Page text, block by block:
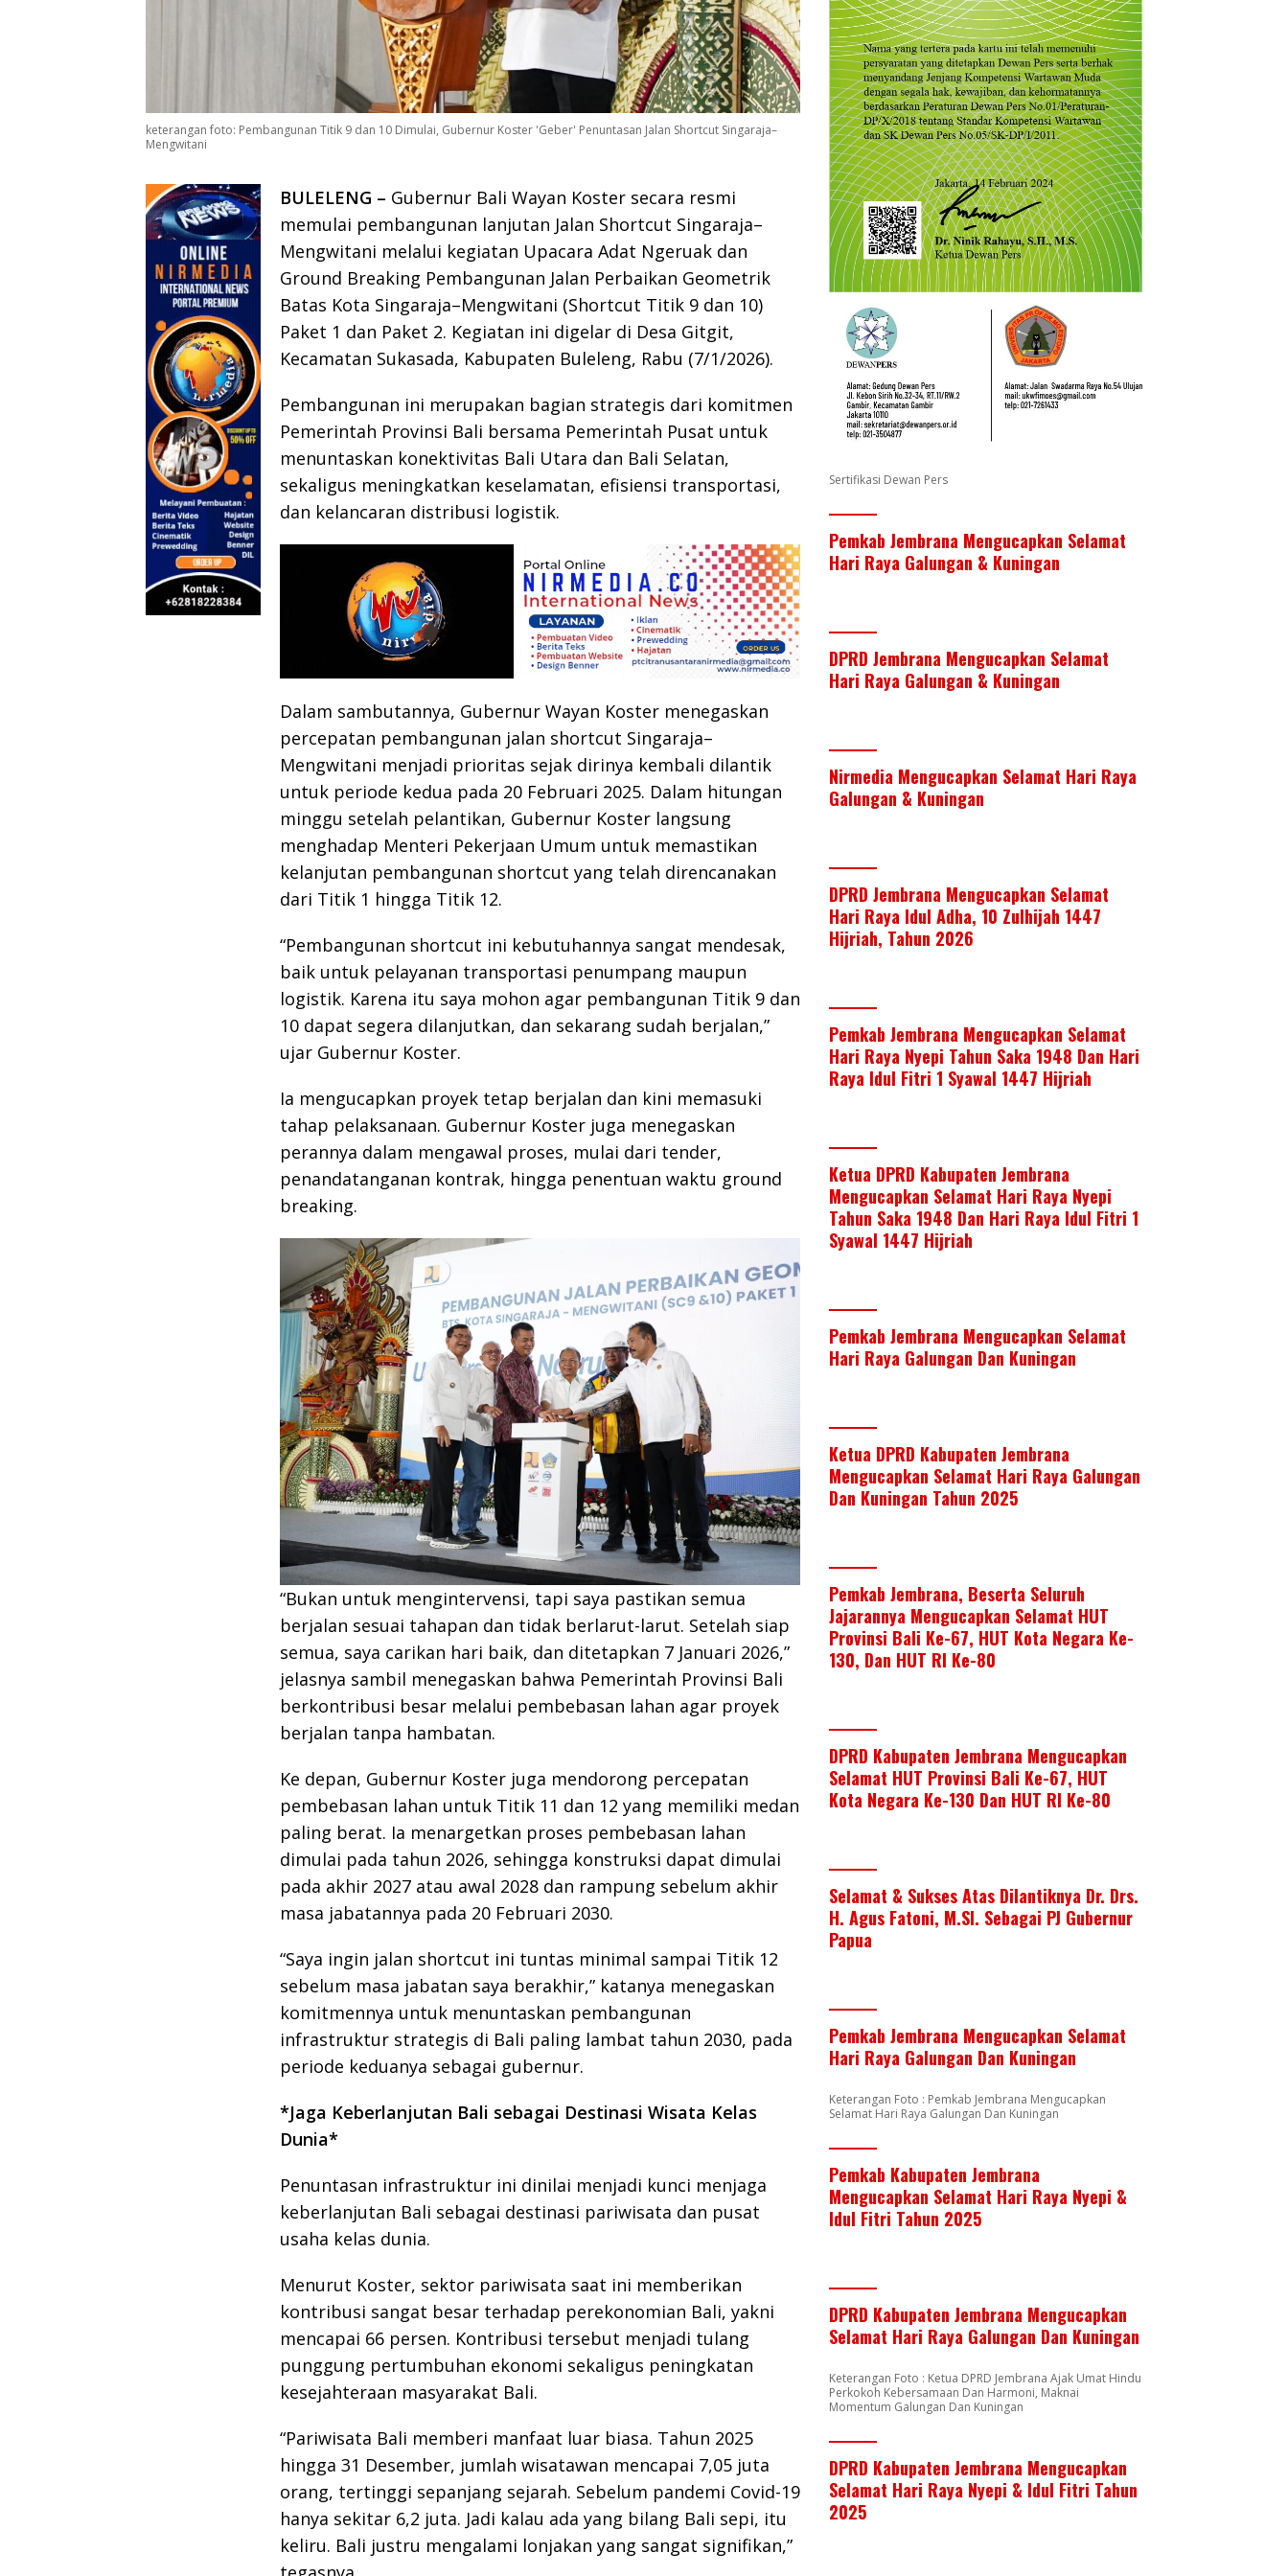
keterangan foto: Pembangunan Titik 9 dan 10 Dimulai, Gubernur Koster 'Geber' Penuntasan Jalan Shortcut Singaraja–
Mengwitani
BULELENG – Gubernur Bali Wayan Koster secara resmi
memulai pembangunan lanjutan Jalan Shortcut Singaraja–
Mengwitani melalui kegiatan Upacara Adat Ngeruak dan
Ground Breaking Pembangunan Jalan Perbaikan Geometrik
Batas Kota Singaraja–Mengwitani (Shortcut Titik 9 dan 10)
Paket 1 dan Paket 2. Kegiatan ini digelar di Desa Gitgit,
Kecamatan Sukasada, Kabupaten Buleleng, Rabu (7/1/2026).
Pembangunan ini merupakan bagian strategis dari komitmen
Pemerintah Provinsi Bali bersama Pemerintah Pusat untuk
menuntaskan konektivitas Bali Utara dan Bali Selatan,
sekaligus meningkatkan keselamatan, efisiensi transportasi,
dan kelancaran distribusi logistik.
Dalam sambutannya, Gubernur Wayan Koster menegaskan
percepatan pembangunan jalan shortcut Singaraja–
Mengwitani menjadi prioritas sejak dirinya kembali dilantik
untuk periode kedua pada 20 Februari 2025. Dalam hitungan
minggu setelah pelantikan, Gubernur Koster langsung
menghadap Menteri Pekerjaan Umum untuk memastikan
kelanjutan pembangunan shortcut yang telah direncanakan
dari Titik 1 hingga Titik 12.
“Pembangunan shortcut ini kebutuhannya sangat mendesak,
baik untuk pelayanan transportasi penumpang maupun
logistik. Karena itu saya mohon agar pembangunan Titik 9 dan
10 dapat segera dilanjutkan, dan sekarang sudah berjalan,”
ujar Gubernur Koster.
Ia mengucapkan proyek tetap berjalan dan kini memasuki
tahap pelaksanaan. Gubernur Koster juga menegaskan
perannya dalam mengawal proses, mulai dari tender,
penandatanganan kontrak, hingga penentuan waktu ground
breaking.
“Bukan untuk mengintervensi, tapi saya pastikan semua
berjalan sesuai tahapan dan tidak berlarut-larut. Setelah siap
semua, saya carikan hari baik, dan ditetapkan 7 Januari 2026,”
jelasnya sambil menegaskan bahwa Pemerintah Provinsi Bali
berkontribusi besar melalui pembebasan lahan agar proyek
berjalan tanpa hambatan.
Ke depan, Gubernur Koster juga mendorong percepatan
pembebasan lahan untuk Titik 11 dan 12 yang memiliki medan
paling berat. Ia menargetkan proses pembebasan lahan
dimulai pada tahun 2026, sehingga konstruksi dapat dimulai
pada akhir 2027 atau awal 2028 dan rampung sebelum akhir
masa jabatannya pada 20 Februari 2030.
“Saya ingin jalan shortcut ini tuntas minimal sampai Titik 12
sebelum masa jabatan saya berakhir,” katanya menegaskan
komitmennya untuk menuntaskan pembangunan
infrastruktur strategis di Bali paling lambat tahun 2030, pada
periode keduanya sebagai gubernur.
*Jaga Keberlanjutan Bali sebagai Destinasi Wisata Kelas
Dunia*
Penuntasan infrastruktur ini dinilai menjadi kunci menjaga
keberlanjutan Bali sebagai destinasi pariwisata dan pusat
usaha kelas dunia.
Menurut Koster, sektor pariwisata saat ini memberikan
kontribusi sangat besar terhadap perekonomian Bali, yakni
mencapai 66 persen. Kontribusi tersebut menjadi tulang
punggung pertumbuhan ekonomi sekaligus peningkatan
kesejahteraan masyarakat Bali.
“Pariwisata Bali memberi manfaat luar biasa. Tahun 2025
hingga 31 Desember, jumlah wisatawan mencapai 7,05 juta
orang, tertinggi sepanjang sejarah. Sebelum pandemi Covid-19
hanya sekitar 6,2 juta. Jadi kalau ada yang bilang Bali sepi, itu
keliru. Bali justru mengalami lonjakan yang sangat signifikan,”
Sertifikasi Dewan Pers
Pemkab Jembrana Mengucapkan Selamat
Hari Raya Galungan & Kuningan
DPRD Jembrana Mengucapkan Selamat
Hari Raya Galungan & Kuningan
Nirmedia Mengucapkan Selamat Hari Raya
Galungan & Kuningan
DPRD Jembrana Mengucapkan Selamat
Hari Raya Idul Adha, 10 Zulhijah 1447
Hijriah, Tahun 2026
Pemkab Jembrana Mengucapkan Selamat
Hari Raya Nyepi Tahun Saka 1948 Dan Hari
Raya Idul Fitri 1 Syawal 1447 Hijriah
Ketua DPRD Kabupaten Jembrana
Mengucapkan Selamat Hari Raya Nyepi
Tahun Saka 1948 Dan Hari Raya Idul Fitri 1
Syawal 1447 Hijriah
Pemkab Jembrana Mengucapkan Selamat
Hari Raya Galungan Dan Kuningan
Ketua DPRD Kabupaten Jembrana
Mengucapkan Selamat Hari Raya Galungan
Dan Kuningan Tahun 2025
Pemkab Jembrana, Beserta Seluruh
Jajarannya Mengucapkan Selamat HUT
Provinsi Bali Ke-67, HUT Kota Negara Ke-
130, Dan HUT RI Ke-80
DPRD Kabupaten Jembrana Mengucapkan
Selamat HUT Provinsi Bali Ke-67, HUT
Kota Negara Ke-130 Dan HUT RI Ke-80
Selamat & Sukses Atas Dilantiknya Dr. Drs.
H. Agus Fatoni, M.SI. Sebagai PJ Gubernur
Papua
Pemkab Jembrana Mengucapkan Selamat
Hari Raya Galungan Dan Kuningan
Keterangan Foto : Pemkab Jembrana Mengucapkan
Selamat Hari Raya Galungan Dan Kuningan
Pemkab Kabupaten Jembrana
Mengucapkan Selamat Hari Raya Nyepi &
Idul Fitri Tahun 2025
DPRD Kabupaten Jembrana Mengucapkan
Selamat Hari Raya Galungan Dan Kuningan
Keterangan Foto : Ketua DPRD Jembrana Ajak Umat Hindu
Perkokoh Kebersamaan Dan Harmoni, Maknai
Momentum Galungan Dan Kuningan
DPRD Kabupaten Jembrana Mengucapkan
Selamat Hari Raya Nyepi & Idul Fitri Tahun
2025